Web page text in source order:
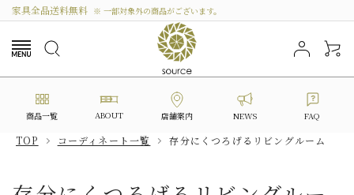
家具全品送料無料 ※ 一部対象外の商品がございます。
商品一覧 ABOUT 店舗案内 NEWS FAQ
TOP コーディネート一覧 存分にくつろげるリビングルーム